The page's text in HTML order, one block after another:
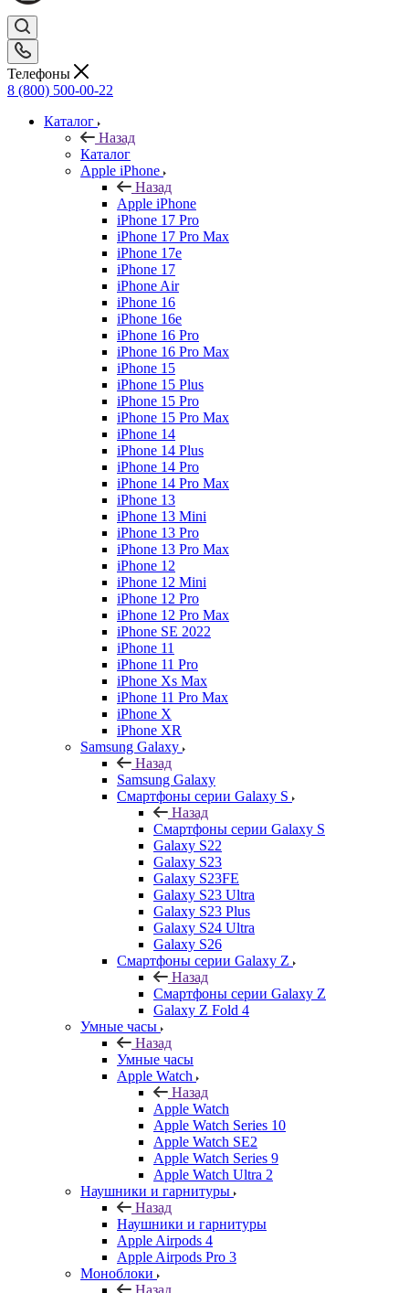
Телефоны
8 (800) 500-00-22
Каталог
Назад
Каталог
Apple iPhone
Назад
Apple iPhone
iPhone 17 Pro
iPhone 17 Pro Max
iPhone 17e
iPhone 17
iPhone Air
iPhone 16
iPhone 16e
iPhone 16 Pro
iPhone 16 Pro Max
iPhone 15
iPhone 15 Plus
iPhone 15 Pro
iPhone 15 Pro Max
iPhone 14
iPhone 14 Plus
iPhone 14 Pro
iPhone 14 Pro Max
iPhone 13
iPhone 13 Mini
iPhone 13 Pro
iPhone 13 Pro Max
iPhone 12
iPhone 12 Mini
iPhone 12 Pro
iPhone 12 Pro Max
iPhone SE 2022
iPhone 11
iPhone 11 Pro
iPhone Xs Max
iPhone 11 Pro Max
iPhone X
iPhone XR
Samsung Galaxy
Назад
Samsung Galaxy
Смартфоны серии Galaxy S
Назад
Смартфоны серии Galaxy S
Galaxy S22
Galaxy S23
Galaxy S23FE
Galaxy S23 Ultra
Galaxy S23 Plus
Galaxy S24 Ultra
Galaxy S26
Смартфоны серии Galaxy Z
Назад
Смартфоны серии Galaxy Z
Galaxy Z Fold 4
Умные часы
Назад
Умные часы
Apple Watch
Назад
Apple Watch
Apple Watch Series 10
Apple Watch SE2
Apple Watch Series 9
Apple Watch Ultra 2
Наушники и гарнитуры
Назад
Наушники и гарнитуры
Apple Airpods 4
Apple Airpods Pro 3
Моноблоки
Назад